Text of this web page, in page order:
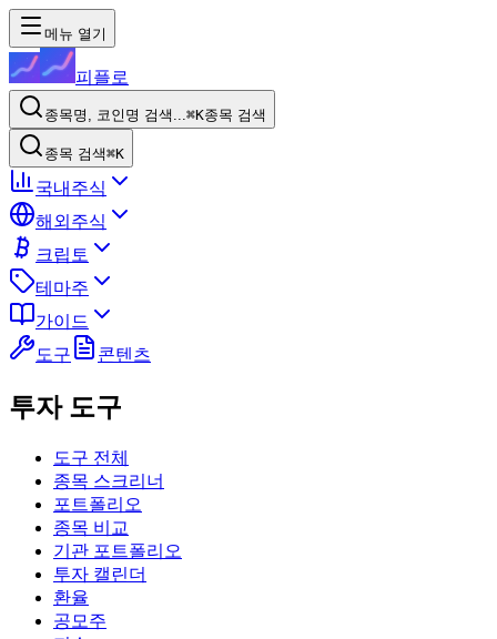
메뉴 열기
피플로
종목명, 코인명 검색...⌘K종목 검색
종목 검색⌘K
국내주식
해외주식
크립토
테마주
가이드
도구
콘텐츠
투자 도구
도구 전체
종목 스크리너
포트폴리오
종목 비교
기관 포트폴리오
투자 캘린더
환율
공모주